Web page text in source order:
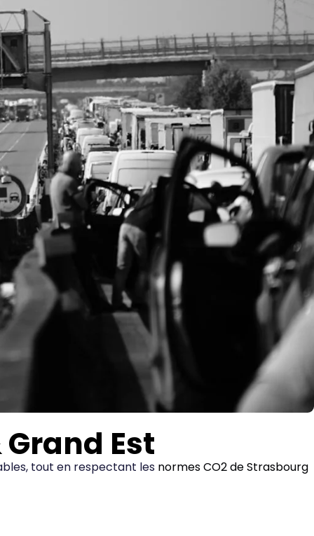
Est
tout en respectant les normes CO2 de Strasbourg